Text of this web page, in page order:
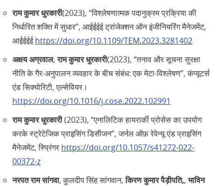
राम कुमार धुरकारी(2023), “विश्लेषणात्मक पदानुक्रम प्रक्रिया की
निर्धारित शक्ति में सुधार”, आईईईई ट्रांजेक्शन ऑन इंजीनियरिंग मैनेजमेंट,
आईईईईhttps://doi.org/10.1109/TEM.2023.3281402
अक्षय अग्रवाल,राम कुमार धुरकारी(2023), “तनाव और सूचना सुरक्षा
नीति के गैर-अनुपालन व्यवहार के बीच संबंध: एक मेटा-विश्लेषण”, कंप्यूटर्स
एंड सिक्योरिटी, एल्सेवियर।
https://doi.org/10.1016/j.cose.2022.102991
राम कुमार धुरकारी(2023), “एनालिटिक हायरार्की प्रोसेस का उपयोग
करके स्ट्रेटेजिक प्राइसिंग डिसीजन”, जर्नल ऑफ़ रेवेन्यू एंड प्राइसिंग
मैनेजमेंट, स्प्रिंगर https://doi.org/10.1057/s41272-022-
00372-z
नरपत राम सांगवा, कुलदीप सिंह सांगवान,किरण कुमार पैड़ीपति,, भाविन